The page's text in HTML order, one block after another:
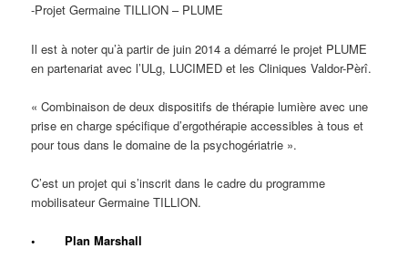
-Projet Germaine TILLION – PLUME
Il est à noter qu’à partir de juin 2014 a démarré le projet PLUME
en partenariat avec l’ULg, LUCIMED et les Cliniques Valdor-Pèrî.
« Combinaison de deux dispositifs de thérapie lumière avec une
prise en charge spécifique d’ergothérapie accessibles à tous et
pour tous dans le domaine de la psychogériatrie ».
C’est un projet qui s’inscrit dans le cadre du programme
mobilisateur Germaine TILLION.
• Plan Marshall